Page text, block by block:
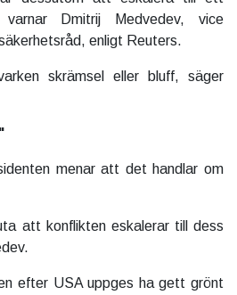
varnar Dmitrij Medvedev, vice
enligt Reuters.
skrämsel eller bluff, säger
menar att det handlar om
att konflikten eskalerar till dess
efter USA uppges ha gett grönt